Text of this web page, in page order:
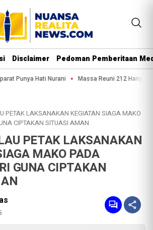
Disclaimer Pedoman Pemberitaan
Nurani Massa Reuni 212 Hanya Bisa Sampai
PETAK LAKSANAKAN KEGIATAN SIAGA MAKO
CIPTAKAN SITUASI AMAN
PETAK LAKSANAKAN
MAKO PADA
GUNA CIPTAKAN